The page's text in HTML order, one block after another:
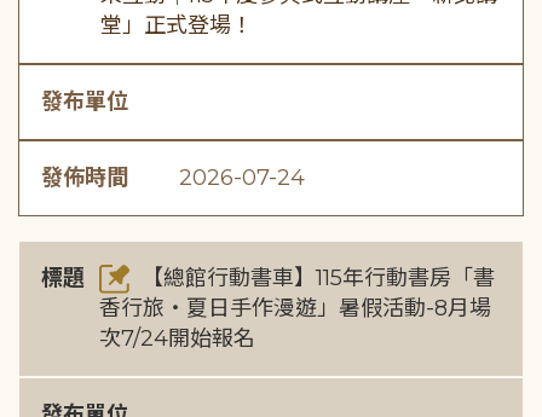
堂」正式登場！
發布單位
發佈時間 2026-07-24
標題
【總館行動書車】115年行動書房「書
香行旅・夏日手作漫遊」暑假活動-8月場
次7/24開始報名